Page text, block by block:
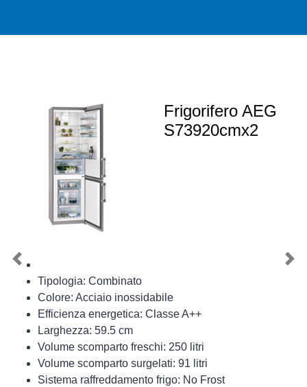
Frigorifero AEG
S73920cmx2
Tipologia: Combinato
Colore: Acciaio inossidabile
Efficienza energetica: Classe A++
Larghezza: 59.5 cm
Volume scomparto freschi: 250 litri
Volume scomparto surgelati: 91 litri
Sistema raffreddamento frigo: No Frost
Previous